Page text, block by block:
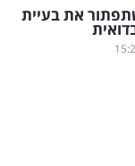
את בעיית